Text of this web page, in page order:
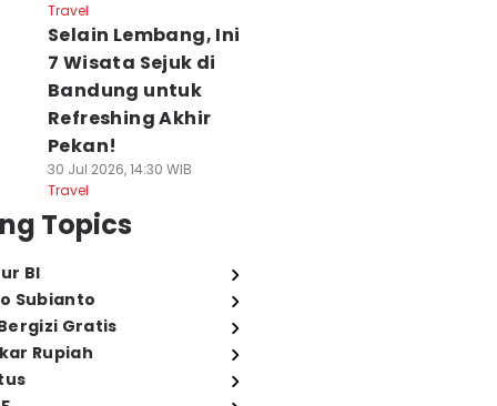
Travel
Selain Lembang, Ini
7 Wisata Sejuk di
Bandung untuk
Refreshing Akhir
Pekan!
30 Jul 2026, 14:30 WIB
Travel
Topics
BI
Subianto
Gratis
Rupiah